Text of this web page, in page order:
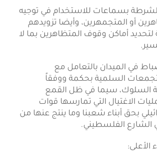
الشرطة بسماعات للاستخدام في توجيه
أو المتجمهرين، وأيضا تزويدهم
أماكن وقوف المتظاهرين بما لا
في الميدان بالتعامل مع
السلمية بحكمة ووفقاً
السلوك، سيما في ظل القمع
الاغتيال التي تمارسها قوات
بحق أبناء شعبنا وما ينتج عنها من
الشارع الفلسطيني.